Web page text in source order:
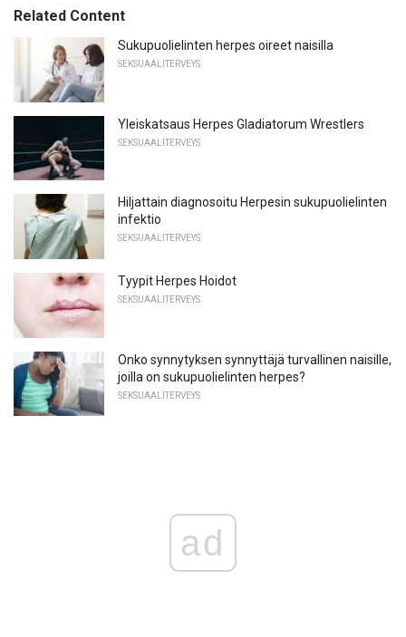
Related Content
Sukupuolielinten herpes oireet naisilla
SEKSUAALITERVEYS
Yleiskatsaus Herpes Gladiatorum Wrestlers
SEKSUAALITERVEYS
Hiljattain diagnosoitu Herpesin sukupuolielinten
infektio
SEKSUAALITERVEYS
Tyypit Herpes Hoidot
SEKSUAALITERVEYS
Onko synnytyksen synnyttäjä turvallinen naisille,
joilla on sukupuolielinten herpes?
SEKSUAALITERVEYS
ad